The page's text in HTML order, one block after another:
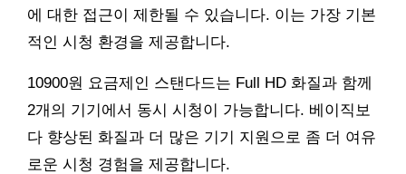
에 대한 접근이 제한될 수 있습니다. 이는 가장 기본
적인 시청 환경을 제공합니다.
10900원 요금제인 스탠다드는 Full HD 화질과 함께
2개의 기기에서 동시 시청이 가능합니다. 베이직보
다 향상된 화질과 더 많은 기기 지원으로 좀 더 여유
로운 시청 경험을 제공합니다.